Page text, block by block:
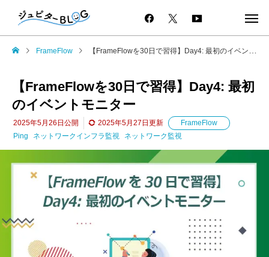
FrameFlow 【FrameFlowを30日で習得】Day4: 最初のイベントモニター
【FrameFlowを30日で習得】Day4: 最初
のイベントモニター
2025年5月26日 公開 2025年5月27日 更新
FrameFlow
Ping
ネットワークインフラ監視 ネットワーク監視